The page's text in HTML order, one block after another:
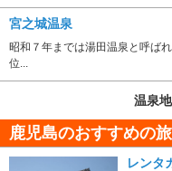
宮之城温泉
昭和７年までは湯田温泉と呼ば
位...
温泉
鹿児島のおすすめの
レンタ